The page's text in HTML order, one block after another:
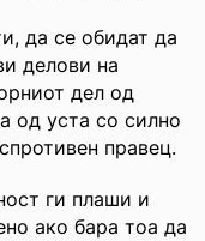
да се обидат да
делови на
дел од
од уста со силно
правец.
ги плаши и
ако бара тоа да